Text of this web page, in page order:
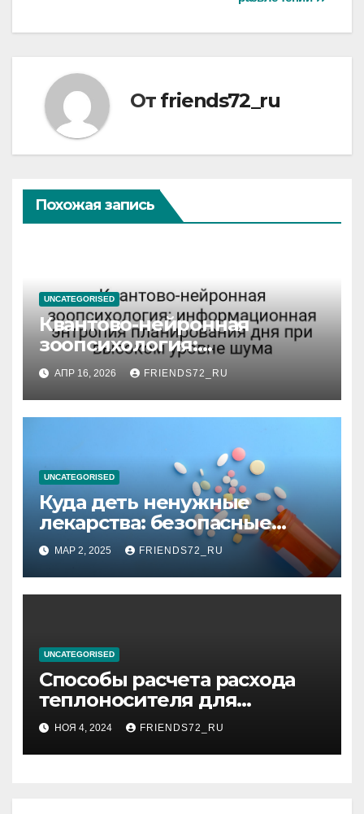
От friends72_ru
Похожая запись
UNCATEGORISED
Квантово-нейронная
зоопсихология:
информационная энтропия
планирования дня при
высоком уровне шума
АПР 16, 2026 FRIENDS72_RU
UNCATEGORISED
Куда деть ненужные
лекарства: безопасные
способы утилизации
МАР 2, 2025 FRIENDS72_RU
UNCATEGORISED
Способы расчета расхода
теплоносителя для
системы отопления
НОЯ 4, 2024 FRIENDS72_RU